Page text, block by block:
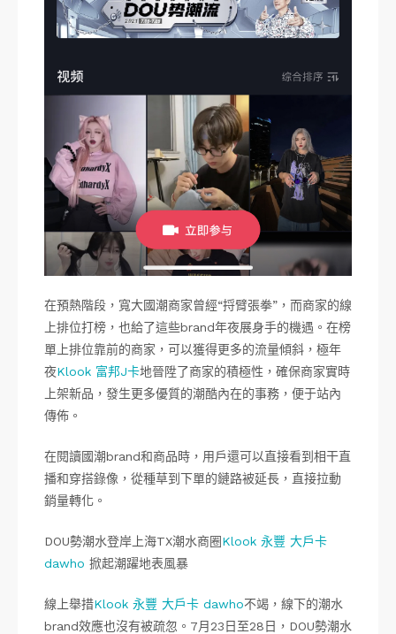
在預熱階段，寬大國潮商家曾經“捋臂張拳”，而商家的線
上排位打榜，也給了這些brand年夜展身手的機遇。在榜
單上排位靠前的商家，可以獲得更多的流量傾斜，極年
夜Klook 富邦J卡地晉陞了商家的積極性，確保商家實時
上架新品，發生更多優質的潮酷內在的事務，便于站內
傳佈。
在閱讀國潮brand和商品時，用戶還可以直接看到相干直
播和穿搭錄像，從種草到下單的鏈路被延長，直接拉動
銷量轉化。
DOU勢潮水登岸上海TX潮水商圈Klook 永豐 大戶卡
dawho 掀起潮躍地表風暴
線上舉措Klook 永豐 大戶卡 dawho不竭，線下的潮水
brand效應也沒有被疏忽。7月23日至28日，DOU勢潮水